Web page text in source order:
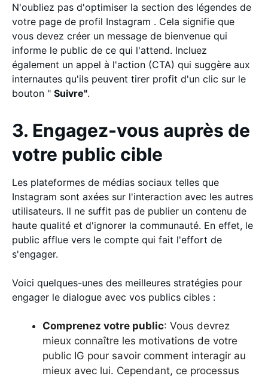
N'oubliez pas d'optimiser la section des légendes de
votre page de profil Instagram . Cela signifie que
vous devez créer un message de bienvenue qui
informe le public de ce qui l'attend. Incluez
également un appel à l'action (CTA) qui suggère aux
internautes qu'ils peuvent tirer profit d'un clic sur le
bouton " Suivre".
3. Engagez-vous auprès de
votre public cible
Les plateformes de médias sociaux telles que
Instagram sont axées sur l'interaction avec les autres
utilisateurs. Il ne suffit pas de publier un contenu de
haute qualité et d'ignorer la communauté. En effet, le
public afflue vers le compte qui fait l'effort de
s'engager.
Voici quelques-unes des meilleures stratégies pour
engager le dialogue avec vos publics cibles :
Comprenez votre public: Vous devrez
mieux connaître les motivations de votre
public IG pour savoir comment interagir au
mieux avec lui. Cependant, ce processus